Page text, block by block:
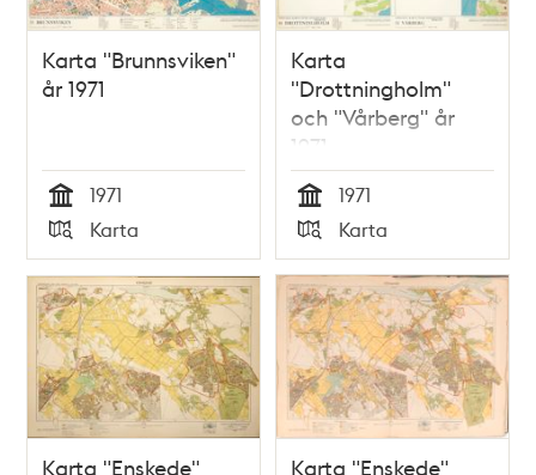
Karta "Brunnsviken"
år 1971
Tid
1971
Typ
Karta
Karta
"Drottningholm"
och "Vårberg" år
1971
Tid
1971
Typ
Karta
Karta "Enskede"
Karta "Enskede"